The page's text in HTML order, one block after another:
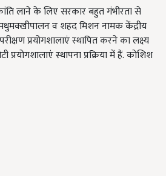
लाने के लिए सरकार बहुत गंभीरता से
मधुमक्खीपालन व शहद मिशन नामक केंद्रीय
प्रयोगशालाएं स्थापित करने का लक्ष्य
स्थापना प्रक्रिया में हैं. कोशिश